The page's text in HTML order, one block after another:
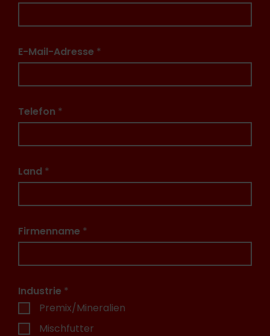
E-Mail-Adresse *
Telefon *
Land *
Firmenname *
Industrie *
Premix/Mineralien
Mischfutter